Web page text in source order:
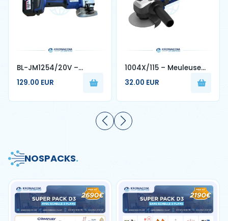
BL-JM1254/20V –
Meuleuse Sans Fil 20V
4.0Ah Disque 125 mm
129.00 EUR
1004X/115 – Meuleuse
d’Angle 850W Disque 115
mm - 4MPRO
32.00 EUR
NOSPACKS.